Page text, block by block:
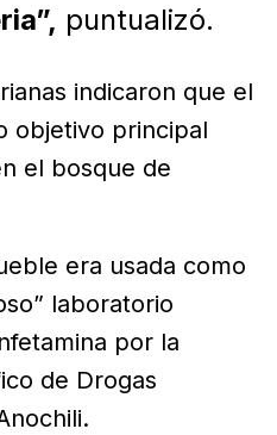
puntualizó.
indicaron que el
objetivo principal
el bosque de
era usada como
laboratorio
por la
de Drogas